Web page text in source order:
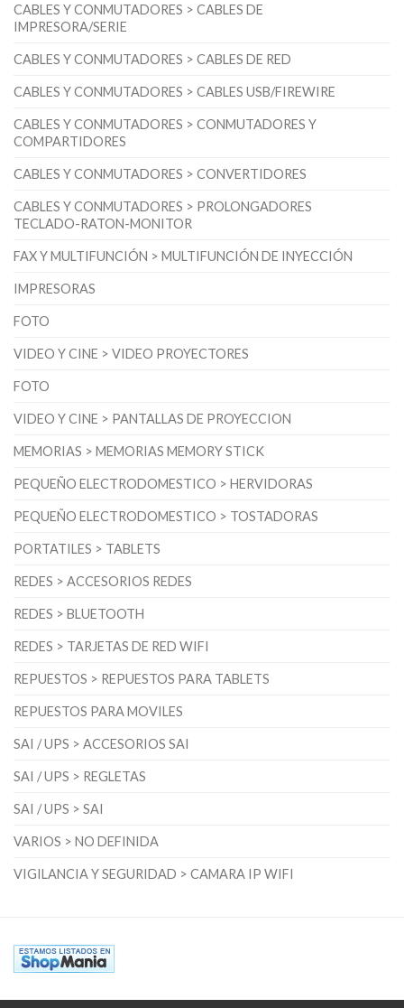
CABLES Y CONMUTADORES > CABLES DE
IMPRESORA/SERIE
CABLES Y CONMUTADORES > CABLES DE RED
CABLES Y CONMUTADORES > CABLES USB/FIREWIRE
CABLES Y CONMUTADORES > CONMUTADORES Y
COMPARTIDORES
CABLES Y CONMUTADORES > CONVERTIDORES
CABLES Y CONMUTADORES > PROLONGADORES
TECLADO-RATON-MONITOR
FAX Y MULTIFUNCIÓN > MULTIFUNCIÓN DE INYECCIÓN
IMPRESORAS
FOTO
VIDEO Y CINE > VIDEO PROYECTORES
FOTO
VIDEO Y CINE > PANTALLAS DE PROYECCION
MEMORIAS > MEMORIAS MEMORY STICK
PEQUEÑO ELECTRODOMESTICO > HERVIDORAS
PEQUEÑO ELECTRODOMESTICO > TOSTADORAS
PORTATILES > TABLETS
REDES > ACCESORIOS REDES
REDES > BLUETOOTH
REDES > TARJETAS DE RED WIFI
REPUESTOS > REPUESTOS PARA TABLETS
REPUESTOS PARA MOVILES
SAI / UPS > ACCESORIOS SAI
SAI / UPS > REGLETAS
SAI / UPS > SAI
VARIOS > NO DEFINIDA
VIGILANCIA Y SEGURIDAD > CAMARA IP WIFI